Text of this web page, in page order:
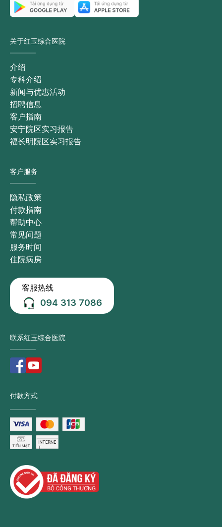
关于红玉综合医院
介绍
专科介绍
新闻与优惠活动
招聘信息
客户指南
安宁院区实习报告
福长明院区实习报告
客户服务
隐私政策
付款指南
帮助中心
常见问题
服务时间
住院病房
客服热线
094 313 7086
联系红玉综合医院
付款方式